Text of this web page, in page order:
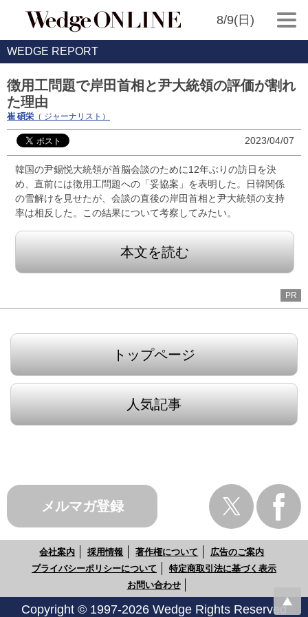
8/9(日)
WEDGE REPORT
徴用工問題で岸田首相と尹大統領の評価が割れ
た理由
崔 碩栄 （ ジャーナリスト）
2023/04/07
韓国の尹錫悦大統領が首脳会談のために12年ぶりの訪日を決
め、直前には徴用工問題への「妥協案」を表明した。日韓関係
の雪解けを見せたが、会談の直後の岸田首相と尹大統領の支持
率は相反した。この結果について考察してみたい。
本文を読む
PR
トップページ
人気記事
メルマガ登録
会社案内 採用情報 著作権について
広告のご案内
プライバシーポリシーについて
特定商取引法に基づく表示
お問い合わせ
Copyright © 1997-2026 Wedge Rights Reserved